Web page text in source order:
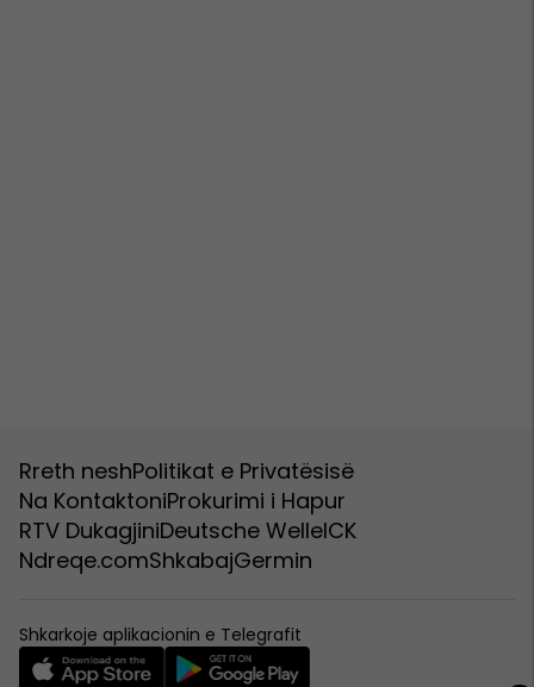
Rreth neshPolitikat e Privatësisë
Na KontaktoniProkurimi i Hapur
RTV DukagjiniDeutsche WelleICK
Ndreqe.comShkabajGermin
Shkarkoje aplikacionin e Telegrafit